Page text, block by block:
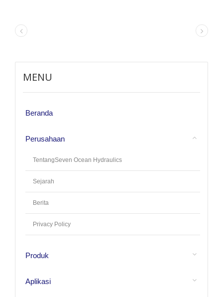
MENU
Beranda
Perusahaan
TentangSeven Ocean Hydraulics
Sejarah
Berita
Privacy Policy
Produk
Aplikasi